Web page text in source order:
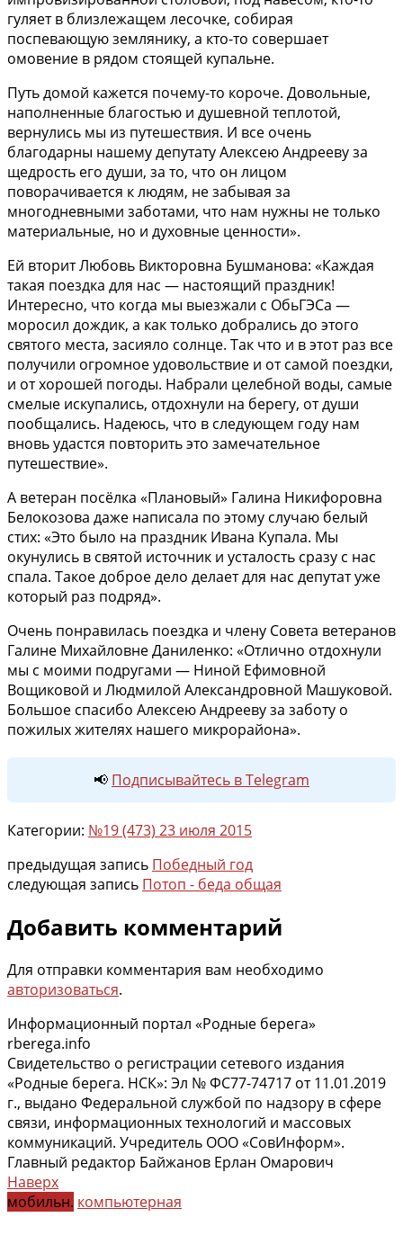
гуляет в близлежащем лесочке, собирая
поспевающую землянику, а кто-то совершает
омовение в рядом стоящей купальне.
Путь домой кажется почему-то короче. Довольные,
наполненные благостью и душевной теплотой,
вернулись мы из путешествия. И все очень
благодарны нашему депутату Алексею Андрееву за
щедрость его души, за то, что он лицом
поворачивается к людям, не забывая за
многодневными заботами, что нам нужны не только
материальные, но и духовные ценности».
Ей вторит Любовь Викторовна Бушманова: «Каждая
такая поездка для нас — настоящий праздник!
Интересно, что когда мы выезжали с ОбьГЭСа —
моросил дождик, а как только добрались до этого
святого места, засияло солнце. Так что и в этот раз все
получили огромное удовольствие и от самой поездки,
и от хорошей погоды. Набрали целебной воды, самые
смелые искупались, отдохнули на берегу, от души
пообщались. Надеюсь, что в следующем году нам
вновь удастся повторить это замечательное
путешествие».
А ветеран посёлка «Плановый» Галина Никифоровна
Белокозова даже написала по этому случаю белый
стих: «Это было на праздник Ивана Купала. Мы
окунулись в святой источник и усталость сразу с нас
спала. Такое доброе дело делает для нас депутат уже
который раз подряд».
Очень понравилась поездка и члену Совета ветеранов
Галине Михайловне Даниленко: «Отлично отдохнули
мы с моими подругами — Ниной Ефимовной
Вощиковой и Людмилой Александровной Машуковой.
Большое спасибо Алексею Андрееву за заботу о
пожилых жителях нашего микрорайона».
📢 Подписывайтесь в Telegram
Категории: №19 (473) 23 июля 2015
предыдущая запись Победный год
следующая запись Потоп - беда общая
Добавить комментарий
Для отправки комментария вам необходимо
авторизоваться.
Информационный портал «Родные берега»
rberega.info
Свидетельство о регистрации сетевого издания
«Родные берега. НСК»: Эл № ФС77-74717 от 11.01.2019
г., выдано Федеральной службой по надзору в сфере
связи, информационных технологий и массовых
коммуникаций. Учредитель ООО «СовИнформ».
Главный редактор Байжанов Ерлан Омарович
Наверх
мобильн. компьютерная